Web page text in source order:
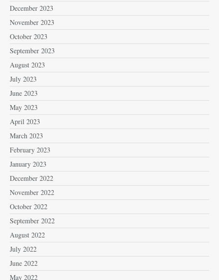
December 2023
November 2023
October 2023
September 2023
August 2023
July 2023
June 2023
May 2023
April 2023
March 2023
February 2023
January 2023
December 2022
November 2022
October 2022
September 2022
August 2022
July 2022
June 2022
May 2022